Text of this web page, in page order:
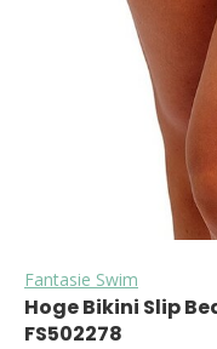
Fantasie Swim
Hoge Bikini Slip
FS502278